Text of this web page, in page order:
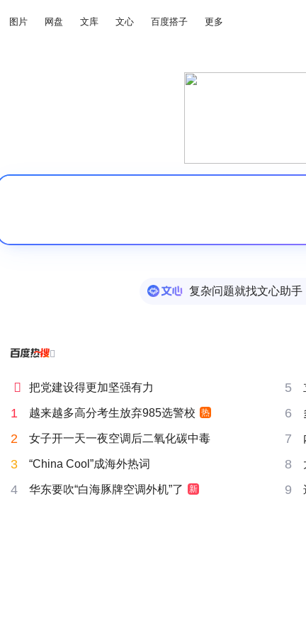
图片 网盘 文库 文心 百度搭子 更多
复杂问题就找文心助

 把党建设得更加坚强有力 5
1 越来越多高分考生放弃985选警校 热 6
2 女子开一天一夜空调后二氧化碳中毒 7
3 “China Cool”成海外热词 8
4 华东要吹“白海豚牌空调外机”了 新 9